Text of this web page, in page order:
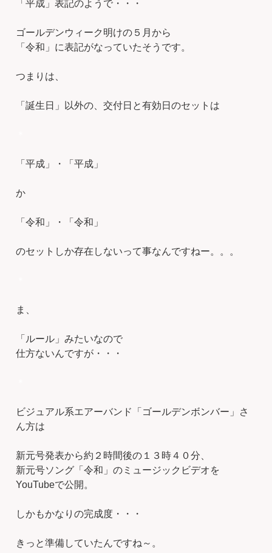
「平成」表記のようで・・・
ゴールデンウィーク明けの５月から
「令和」に表記がなっていたそうです。
つまりは、
「誕生日」以外の、交付日と有効日のセットは
「平成」・「平成」
か
「令和」・「令和」
のセットしか存在しないって事なんですねー。。。
ま、
「ルール」みたいなので
仕方ないんですが・・・
ビジュアル系エアーバンド「ゴールデンボンバー」さ
ん方は
新元号発表から約２時間後の１３時４０分、
新元号ソング「令和」のミュージックビデオを
YouTubeで公開。
しかもかなりの完成度・・・
きっと準備していたんですね～。